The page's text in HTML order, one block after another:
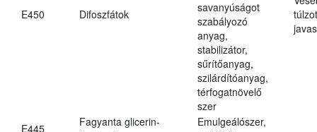
E450 Difoszfátok
savanyúságot
szabályozó
anyag,
stabilizátor,
sűrítőanyag,
szilárdítóanyag,
térfogatnövelő
szer
E445
Fagyanta glicerin-
Emulgeálószer,